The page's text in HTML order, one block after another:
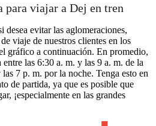
para viajar a Dej en tren
evitar las aglomeraciones,
viaje de nuestros clientes en los
gráfico a continuación. En promedio,
las 6:30 a. m. y las 9 a. m. de la
7 p. m. por la noche. Tenga esto en
de partida, ya que es posible que
¡especialmente en las grandes